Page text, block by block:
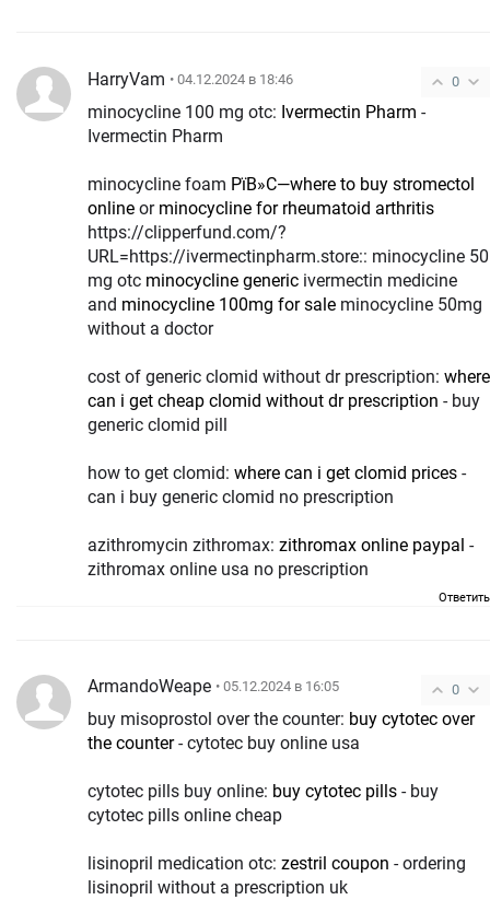
0
HarryVam • 04.12.2024 в 18:46
minocycline 100 mg otc: Ivermectin Pharm -
Ivermectin Pharm
minocycline foam РїВ»С—where to buy stromectol
online or minocycline for rheumatoid arthritis
https://clipperfund.com/?
URL=https://ivermectinpharm.store:: minocycline 50
mg otc minocycline generic ivermectin medicine
and minocycline 100mg for sale minocycline 50mg
without a doctor
cost of generic clomid without dr prescription: where
can i get cheap clomid without dr prescription - buy
generic clomid pill
how to get clomid: where can i get clomid prices -
can i buy generic clomid no prescription
azithromycin zithromax: zithromax online paypal -
zithromax online usa no prescription
Ответить
0
ArmandoWeape • 05.12.2024 в 16:05
buy misoprostol over the counter: buy cytotec over
the counter- cytotec buy online usa
cytotec pills buy online: buy cytotec pills - buy
cytotec pills online cheap
lisinopril medication otc: zestril coupon - ordering
lisinopril without a prescription uk